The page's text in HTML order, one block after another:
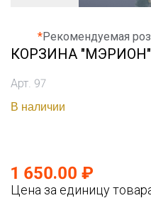
*Рекомендуемая
КОРЗИНА "МЭРИОН"
Арт. 97
В наличии
1 650.00 ₽
Цена за единицу